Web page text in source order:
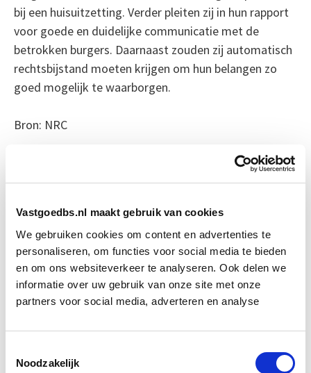
Vastgoedbs.nl maakt gebruik van cookies
We gebruiken cookies om content en advertenties te
personaliseren, om functies voor social media te bieden
en om ons websiteverkeer te analyseren. Ook delen we
informatie over uw gebruik van onze site met onze
partners voor social media, adverteren en analyse
Noodzakelijk
bij een huisuitzetting. Verder pleiten zij in hun rapport
voor goede en duidelijke communicatie met de
betrokken burgers. Daarnaast zouden zij automatisch
rechtsbijstand moeten krijgen om hun belangen zo
goed mogelijk te waarborgen.
Bron: NRC
Boeiend verhaal? Duik dan eens
in deze opleidingen:
Huurrecht Woonruimte Start wo 12 mei
Vastgoed
apr